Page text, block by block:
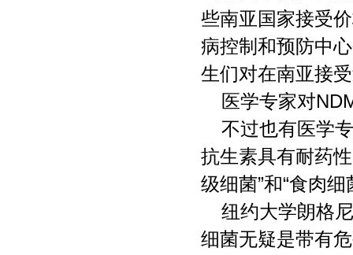
些南亚国家接受
病控制和预防中
生们对在南亚接
医学专家对
不过也有医学
抗生素具有耐药
级细菌”和“食肉细
纽约大学朗格
细菌无疑是带有